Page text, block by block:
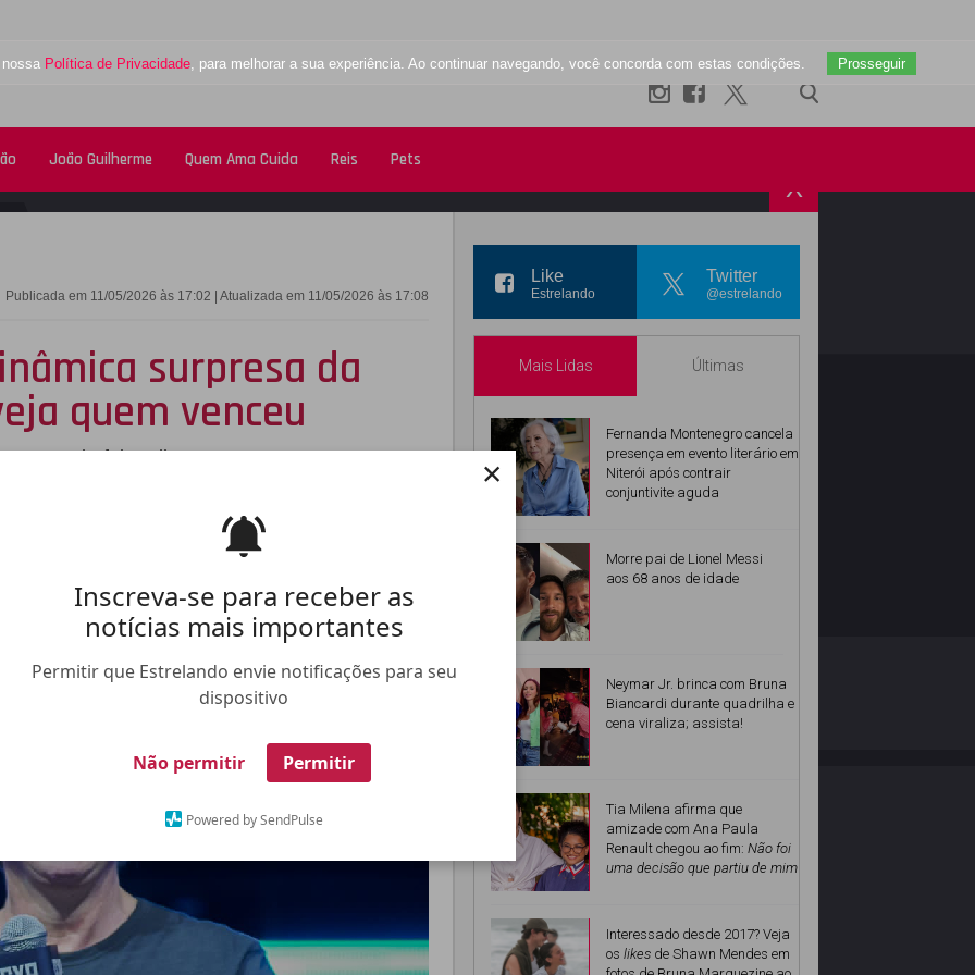
Inscreva-se para receber as
notícias mais importantes
Permitir que Estrelando envie notificações para seu
dispositivo
Não permitir Permitir
Powered by SendPulse
×
Política de Privacidade, para melhorar a sua experiência. Ao continuar navegando, você concorda com estas condições. Prosseguir
João Guilherme Quem Ama Cuida Reis Pets
X
Publicada em 11/05/2026 às 17:02 | Atualizada em 11/05/2026 às 17:08
surpresa da
quem venceu
segunda-feira, dia 11
Like
Estrelando
Twitter
@estrelando
Mais Lidas Últimas
Fernanda Montenegro cancela
presença em evento literário em
Niterói após contrair
conjuntivite aguda
Morre pai de Lionel Messi
aos 68 anos de idade
Neymar Jr. brinca com Bruna
Biancardi durante quadrilha e
cena viraliza; assista!
Tia Milena afirma que
amizade com Ana Paula
Renault chegou ao fim: Não foi
uma decisão que partiu de mim
Interessado desde 2017? Veja
os likes de Shawn Mendes em
INSTAGRAM
FALE CONOSCO ANUNCIE NO ESTRELANDO TRABALHE NO ESTRELANDO
Desenvolvido por